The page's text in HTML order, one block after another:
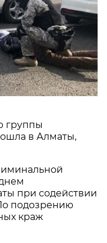
группы
в Алматы,
при содействии
подозрению
краж